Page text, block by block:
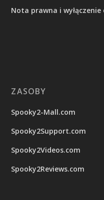
Nota prawna i
ZASOBY
Spooky2-Mall.com
Spooky2Support.com
Spooky2Videos.com
Spooky2Reviews.com